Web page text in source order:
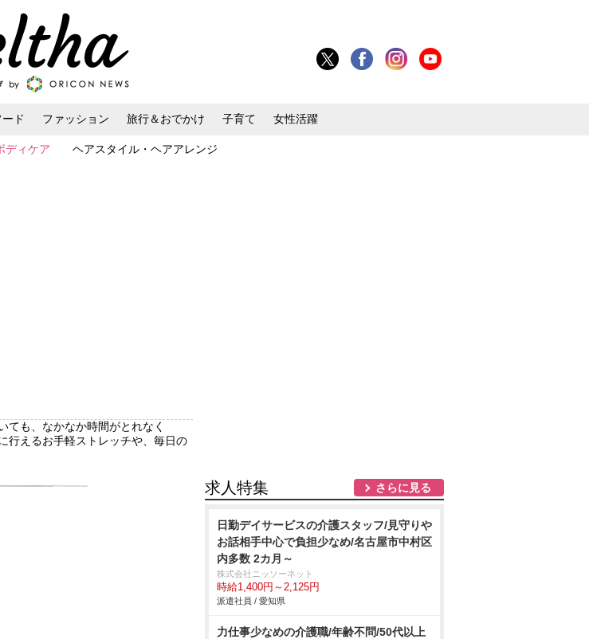
ディケア ヘアスタイル・ヘアアレンジ
ード ファッション 旅行＆おでかけ 子育て 女性活躍
ても、なかなか時間がとれなく
えるお手軽ストレッチや、毎日の
求人特集 さらに見る
日勤デイサービスの介護スタッフ/見守り
お話相手中心で負担少なめ/名古屋市中村区
内多数 2カ月～
株式会社ニッソーネット
時給1,400円～2,125円
派遣社員 / 愛知県
力仕事少なめの介護職/年齢不問/50代以上